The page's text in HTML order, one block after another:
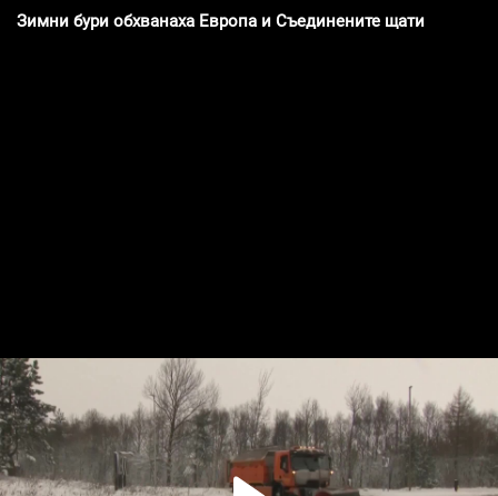
Зимни бури обхванаха Европа и Съединените щати